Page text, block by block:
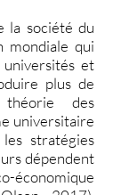
la société du
mondiale qui
et
plus de
théorie des
universitaire
stratégies
dépendent
économique